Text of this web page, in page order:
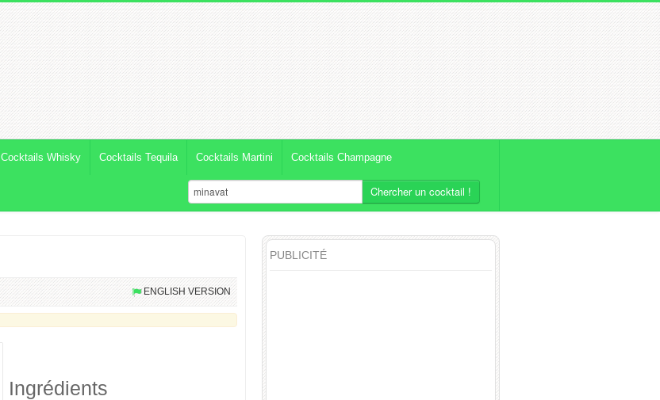
Cocktails Whisky Cocktails Tequila Cocktails Martini Cocktails Champagne
Chercher un cocktail !
ENGLISH VERSION
Ingrédients
PUBLICITÉ